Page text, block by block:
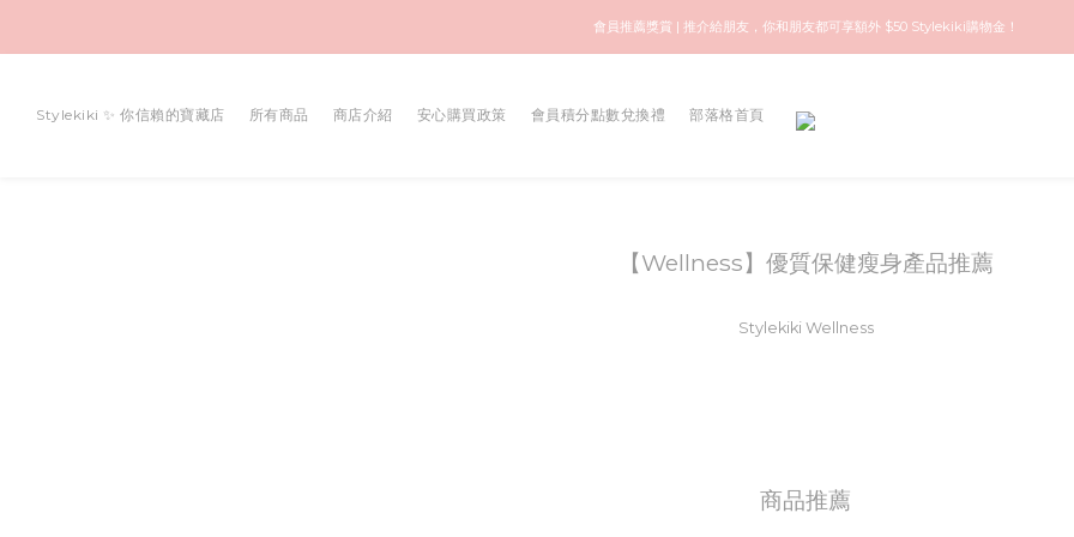
歡迎來到快樂的尋寶之旅！你可信賴的名牌中古店！優質保健美容產品推薦！
會員推薦獎賞 | 推介給朋友，你和朋友都可享額外 $50 Stylekiki購物金！
Stylekiki ✨ 你信賴的寶藏店 所有商品 商店介紹 安心購買政策 會員積分點數兌換禮 部落格首頁
【Wellness】優質保健瘦身產品推薦
Stylekiki Wellness
商品推薦